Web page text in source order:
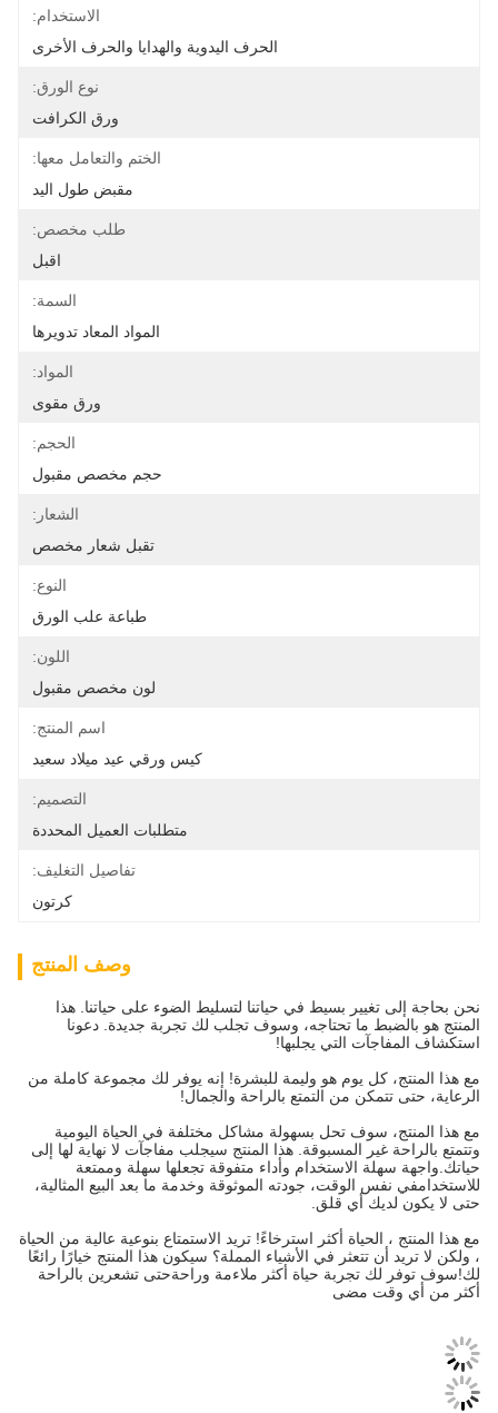
الاستخدام:
الحرف اليدوية والهدايا والحرف الأخرى
نوع الورق:
ورق الكرافت
الختم والتعامل معها:
مقبض طول اليد
طلب مخصص:
اقبل
السمة:
المواد المعاد تدويرها
المواد:
ورق مقوى
الحجم:
حجم مخصص مقبول
الشعار:
تقبل شعار مخصص
النوع:
طباعة علب الورق
اللون:
لون مخصص مقبول
اسم المنتج:
كيس ورقي عيد ميلاد سعيد
التصميم:
متطلبات العميل المحددة
تفاصيل التغليف:
كرتون
وصف المنتج
نحن بحاجة إلى تغيير بسيط في حياتنا لتسليط الضوء على حياتنا. هذا
المنتج هو بالضبط ما تحتاجه، وسوف تجلب لك تجربة جديدة. دعونا
استكشاف المفاجآت التي يجلبها!
مع هذا المنتج، كل يوم هو وليمة للبشرة! إنه يوفر لك مجموعة كاملة من
الرعاية، حتى تتمكن من التمتع بالراحة والجمال!
مع هذا المنتج، سوف تحل بسهولة مشاكل مختلفة في الحياة اليومية
وتتمتع بالراحة غير المسبوقة. هذا المنتج سيجلب مفاجآت لا نهاية لها إلى
حياتك.واجهة سهلة الاستخدام وأداء متفوقة تجعلها سهلة وممتعة
للاستخدامفي نفس الوقت، جودته الموثوقة وخدمة ما بعد البيع المثالية،
حتى لا يكون لديك أي قلق.
مع هذا المنتج ، الحياة أكثر استرخاءً! تريد الاستمتاع بنوعية عالية من الحياة
، ولكن لا تريد أن تتعثر في الأشياء المملة؟ سيكون هذا المنتج خيارًا رائعًا
لك!سوف توفر لك تجربة حياة أكثر ملاءمة وراحةحتى تشعرين بالراحة
أكثر من أي وقت مضى